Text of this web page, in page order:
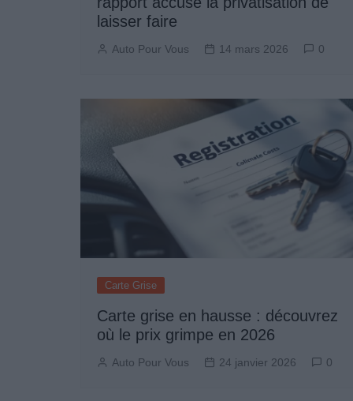
laisser faire
Auto Pour Vous 14 mars 2026 0
Carte Grise
Carte grise en hausse : découvrez
où le prix grimpe en 2026
Auto Pour Vous 24 janvier 2026 0